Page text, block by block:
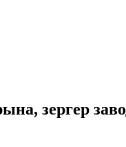
зергер